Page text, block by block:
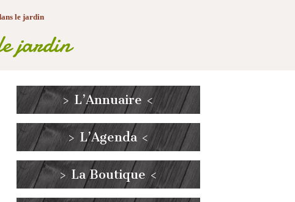
le jardin
jardin
> L’Annuaire <
> L’Agenda <
> La Boutique <